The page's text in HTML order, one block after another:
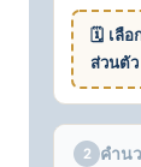
🗓 เลือ
ส่วนตัว
2 คำน